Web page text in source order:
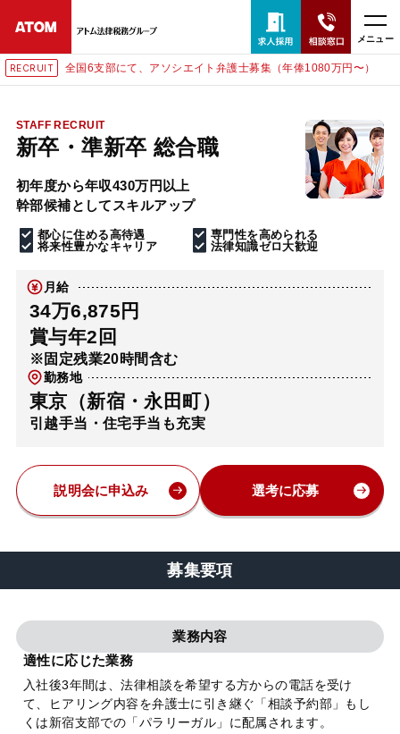
メニュー
シエイト弁護士募集（年俸1080万円〜） RECRUIT 東京にて、相談予
STAFF RECRUIT
新卒・準新卒 総合職
初年度から年収430万円以上
幹部候補としてスキルアップ
都心に住める高待遇
専門性を高められる
将来性豊かなキャリア
法律知識ゼロ大歓迎
月給
34万6,875円
賞与年2回
※固定残業20時間含む
勤務地
東京（新宿・永田町）
引越手当・住宅手当も充実
説明会に申込み 選考に応募
募集要項
業務内容
適性に応じた業務
入社後3年間は、法律相談を希望する方からの電話を受け
て、ヒアリング内容を弁護士に引き継ぐ「相談予約部」もし
くは新宿支部での「パラリーガル」に配属されます。
24時間365日全国対応
無料相談窓口はこちら
電話・LINE・メールで相談予約受付中
ホーム
解決実績
アクセス
弁護士・税理士
お知らせ
特設サイト